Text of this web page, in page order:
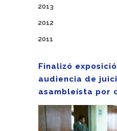
2013
2012
2011
Finalizó
audiencia de
asambleísta por